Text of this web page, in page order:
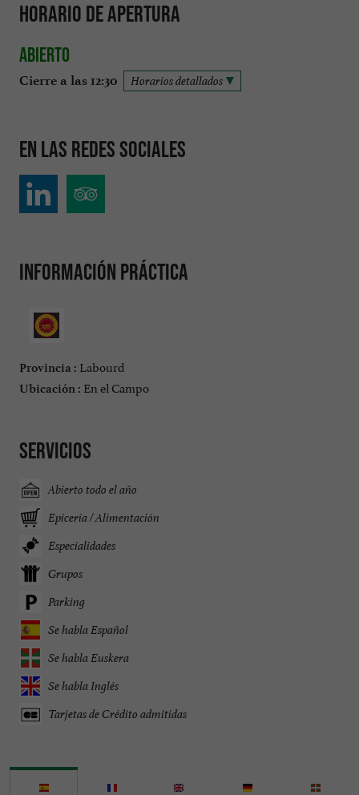
Horario de apertura
Abierto
Cierre a las 12:30 Horarios detallados
En las redes sociales
Información práctica
Provincia : Labourd
Ubicación : En el Campo
Servicios
Abierto todo el año
Epicería / Alimentación
Especialidades
Grupos
Parking
Se habla Español
Se habla Euskera
Se habla Inglés
Tarjetas de Crédito admitidas